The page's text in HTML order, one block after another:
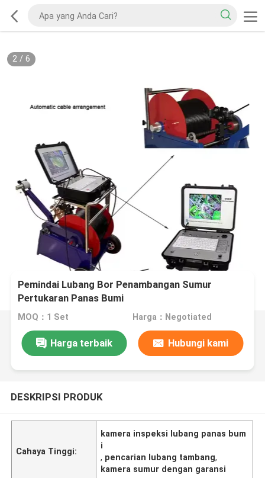
2/ 6
Pemindai Lubang Bor Penambangan Sumur
Pertukaran Panas Bumi
MOQ：1 Set Harga：Negotiated
Harga terbaik Hubungi kami
DESKRIPSI PRODUK
Cahaya Tinggi:
kamera inspeksi lubang panas bum
i
, pencarian lubang tambang,
kamera sumur dengan garansi